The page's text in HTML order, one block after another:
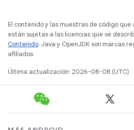
El contenido y las muestras de código
están sujetas a las licencias que se
Contenido. Java y OpenJDK son marcas
afiliados.
Última actualización: 2026-08-08 (UTC)